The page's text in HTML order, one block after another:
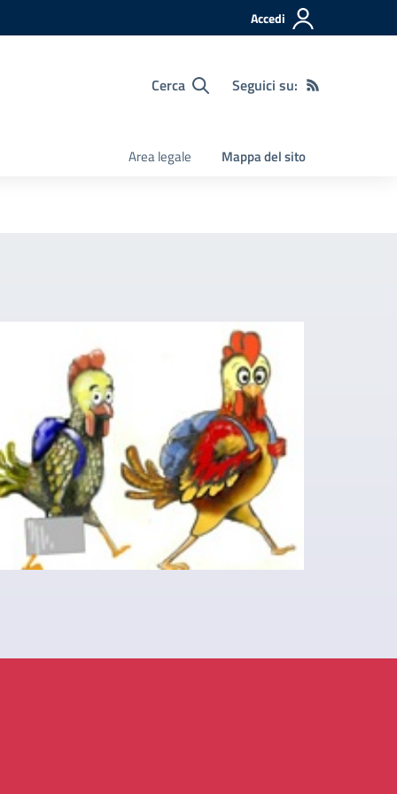
Accedi
Cerca Seguici su:
Area legale Mappa del sito